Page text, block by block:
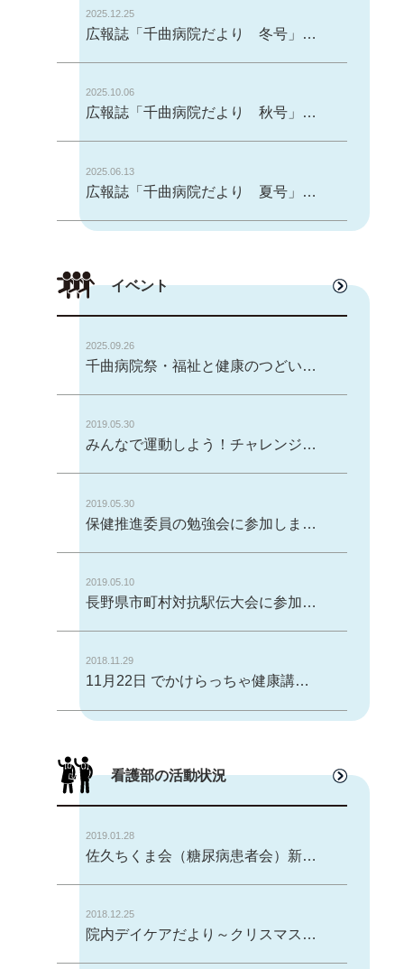
2025.12.25
広報誌「千曲病院だより 冬号」ＶＯＬ.２３を発行しました。
2025.10.06
広報誌「千曲病院だより 秋号」ＶＯＬ.２２を発行しました。
2025.06.13
広報誌「千曲病院だより 夏号」ＶＯＬ.２１を発行しました。
イベント
2025.09.26
千曲病院祭・福祉と健康のつどい開催のお知らせ
2019.05.30
みんなで運動しよう！チャレンジデー２０１９
2019.05.30
保健推進委員の勉強会に参加しました
2019.05.10
長野県市町村対抗駅伝大会に参加しました
2018.11.29
11月22日 でかけらっちゃ健康講座開催しました。
看護部の活動状況
2019.01.28
佐久ちくま会（糖尿病患者会）新年会が開催されました。
2018.12.25
院内デイケアだより～クリスマス会～